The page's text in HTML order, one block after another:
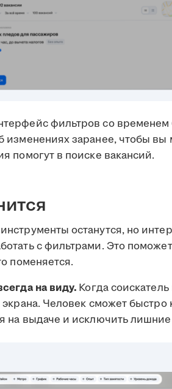
фильтров со временем
изменениях заранее, чтобы вы
помогут в поиске вакансий.
останутся, но
с фильтрами. Это
поменяется.
на виду. Когда
экрана. Человек сможет
на выдаче и исключить